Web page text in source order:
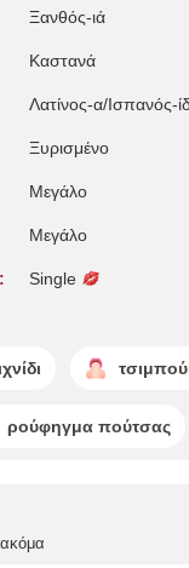
Ξανθός-ιά
Καστανά
Λατίνος-α/Ισπανός-
Ξυρισμένο
Μεγάλο
Μεγάλο
Single
ρούφηγμα πούτσας